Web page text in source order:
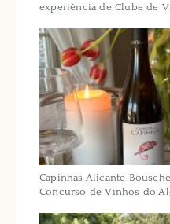
experiência de Clube de
Capinhas Alicante
Concurso de Vinhos do